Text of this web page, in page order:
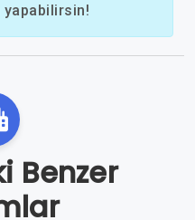
yapabilirsin!
Benzer